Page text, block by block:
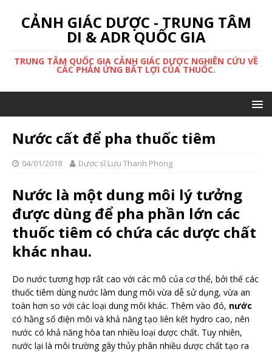
CẢNH GIÁC DƯỢC - TRUNG TÂM
DI & ADR QUỐC GIA
TRUNG TÂM QUỐC GIA CẢNH GIÁC DƯỢC NGHIÊN CỨU VỀ
CÁC PHẢN ỨNG BẤT LỢI CỦA THUỐC.
Nước cất để pha thuốc tiêm
04/01/2018 Dược sĩ Lưu Thanh Phong
Nước là một dung môi lý tưởng
được dùng để pha phần lớn các
thuốc tiêm có chứa các dược chất
khác nhau.
Do nước tương hợp rất cao với các mô của cơ thể, bởi thế các
thuốc tiêm dùng nước làm dung môi vừa dễ sử dụng, vừa an
toàn hơn so với các loại dung môi khác. Thêm vào đó, nước
có hằng số điện môi và khả năng tạo liên kết hydro cao, nên
nước có khả năng hòa tan nhiều loại dược chất. Tuy nhiên,
nước lại là môi trường gây thủy phân nhiều dược chất tạo ra